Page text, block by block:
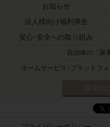
お知らせ
法人様向け福利厚生
安心･安全への取り組み
自治体の「家
ホームサービス･プラットフ